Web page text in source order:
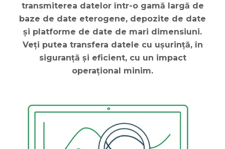
transmiterea datelor într-o gamă largă de
baze de date eterogene, depozite de date
și platforme de date de mari dimensiuni.
Veți putea transfera datele cu ușurință, în
siguranță și eficient, cu un impact
operațional minim.